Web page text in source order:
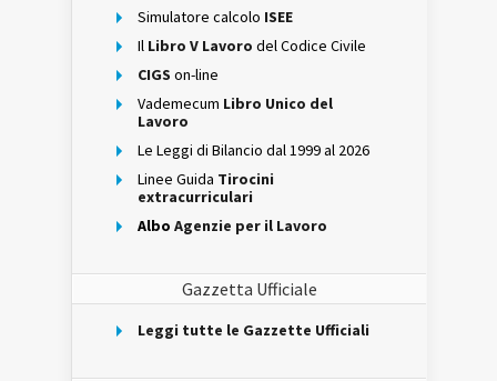
Simulatore calcolo ISEE
Il Libro V Lavoro del Codice Civile
CIGS on-line
Vademecum Libro Unico del
Lavoro
Le Leggi di Bilancio dal 1999 al 2026
Linee Guida Tirocini
extracurriculari
Albo Agenzie per il Lavoro
Gazzetta Ufficiale
Leggi tutte le Gazzette Ufficiali